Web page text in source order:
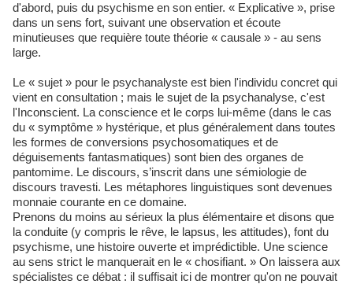
d'abord, puis du psychisme en son entier. « Explicative », prise
dans un sens fort, suivant une observation et écoute
minutieuses que requière toute théorie « causale » - au sens
large.
Le « sujet » pour le psychanalyste est bien l'individu concret qui
vient en consultation ; mais le sujet de la psychanalyse, c'est
l'Inconscient. La conscience et le corps lui-même (dans le cas
du « symptôme » hystérique, et plus généralement dans toutes
les formes de conversions psychosomatiques et de
déguisements fantasmatiques) sont bien des organes de
pantomime. Le discours, s’inscrit dans une sémiologie de
discours travesti. Les métaphores linguistiques sont devenues
monnaie courante en ce domaine.
Prenons du moins au sérieux la plus élémentaire et disons que
la conduite (y compris le rêve, le lapsus, les attitudes), font du
psychisme, une histoire ouverte et imprédictible. Une science
au sens strict le manquerait en le « chosifiant. » On laissera aux
spécialistes ce débat : il suffisait ici de montrer qu'on ne pouvait